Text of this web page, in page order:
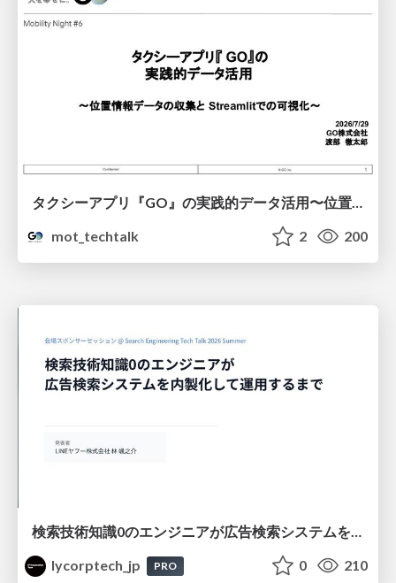
mot_techtalk
2 200
検索技術知識0のエンジニアが広告検索システムを内製化して運用するまで
lycorptech_jp
PRO 0 210